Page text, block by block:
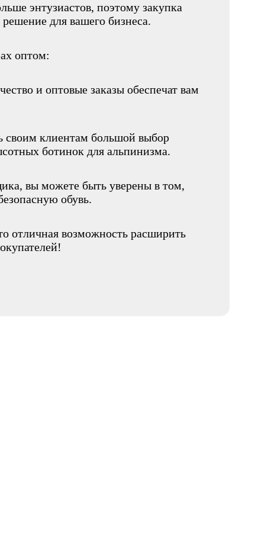
энтузиастов, поэтому закупка
для вашего бизнеса.
оптом:
и оптовые заказы обеспечат вам
клиентам большой выбор
ботинок для альпинизма.
вы можете быть уверены в том,
обувь.
отличная возможность расширить